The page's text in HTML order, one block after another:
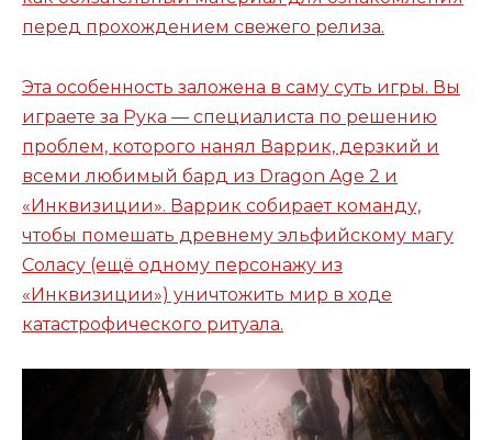
перед прохождением свежего релиза.
Эта особенность заложена в саму суть игры. Вы
играете за Рука — специалиста по решению
проблем, которого нанял Варрик, дерзкий и
всеми любимый бард из Dragon Age 2 и
«Инквизиции». Варрик собирает команду,
чтобы помешать древнему эльфийскому магу
Соласу (ещё одному персонажу из
«Инквизиции») уничтожить мир в ходе
катастрофического ритуала.